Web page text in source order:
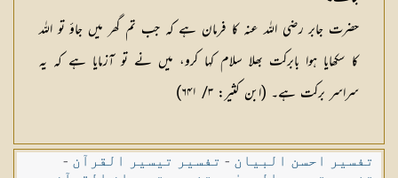
حضرت جابر رضی اللہ عنہ کا فرمان ہے کہ جب تم گھر میں جاؤ تو اللہ
کا سکھایا ہوا بابرکت بھلا سلام کہا کرو، میں نے تو آزمایا ہے کہ یہ
سراسر برکت ہے۔ (ابن کثیر: ۳/ ۶۴۱)
تفسیر احسن البیان - تفسیر تیسیر القرآن -